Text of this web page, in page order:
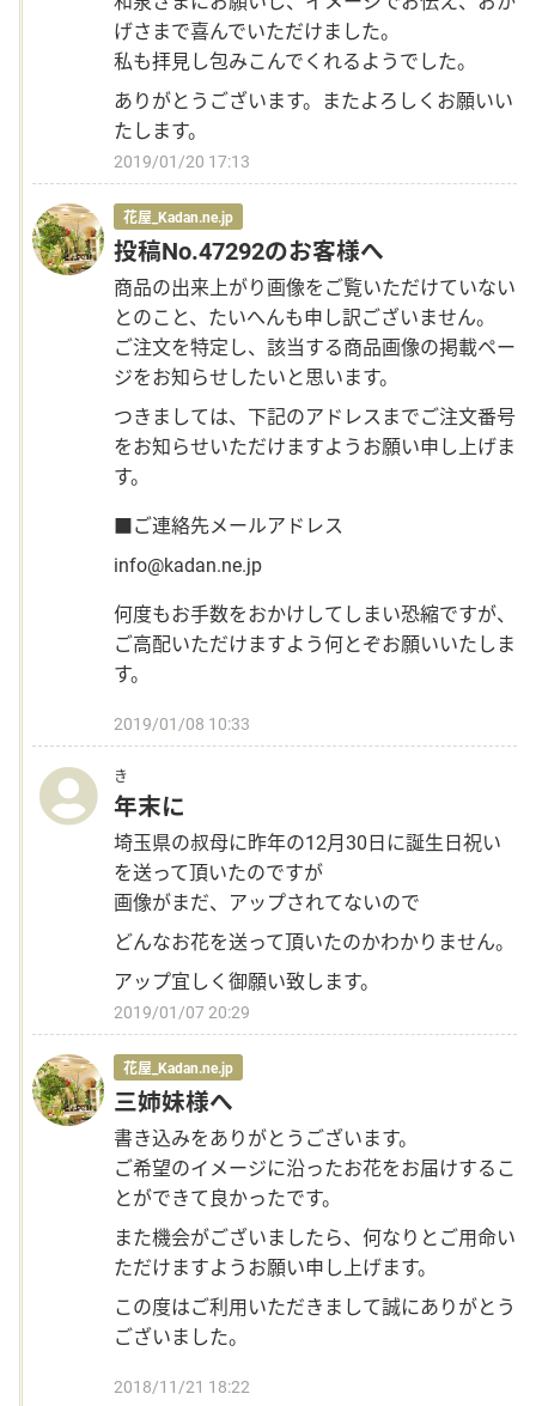
げさまで喜んでいただけました。
私も拝見し包みこんでくれるようでした。
ありがとうございます。またよろしくお願いい
たします。
2019/01/20 17:13
花屋_Kadan.ne.jp
投稿No.47292のお客様へ
商品の出来上がり画像をご覧いただけていない
とのこと、たいへんも申し訳ございません。
ご注文を特定し、該当する商品画像の掲載ペー
ジをお知らせしたいと思います。
つきましては、下記のアドレスまでご注文番号
をお知らせいただけますようお願い申し上げま
す。
■ご連絡先メールアドレス
info@kadan.ne.jp
何度もお手数をおかけしてしまい恐縮ですが、
ご高配いただけますよう何とぞお願いいたしま
す。
2019/01/08 10:33
き
年末に
埼玉県の叔母に昨年の12月30日に誕生日祝い
を送って頂いたのですが
画像がまだ、アップされてないので
どんなお花を送って頂いたのかわかりません。
アップ宜しく御願い致します。
2019/01/07 20:29
花屋_Kadan.ne.jp
三姉妹様へ
書き込みをありがとうございます。
ご希望のイメージに沿ったお花をお届けするこ
とができて良かったです。
また機会がございましたら、何なりとご用命い
ただけますようお願い申し上げます。
この度はご利用いただきまして誠にありがとう
ございました。
2018/11/21 18:22